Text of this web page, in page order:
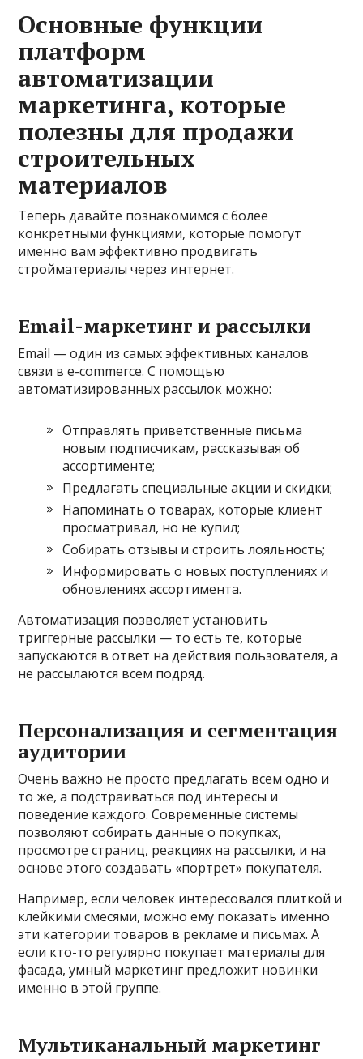
Основные функции
платформ
автоматизации
маркетинга, которые
полезны для продажи
строительных
материалов
Теперь давайте познакомимся с более
конкретными функциями, которые помогут
именно вам эффективно продвигать
стройматериалы через интернет.
Email-маркетинг и рассылки
Email — один из самых эффективных каналов
связи в e-commerce. С помощью
автоматизированных рассылок можно:
Отправлять приветственные письма
новым подписчикам, рассказывая об
ассортименте;
Предлагать специальные акции и скидки;
Напоминать о товарах, которые клиент
просматривал, но не купил;
Собирать отзывы и строить лояльность;
Информировать о новых поступлениях и
обновлениях ассортимента.
Автоматизация позволяет установить
триггерные рассылки — то есть те, которые
запускаются в ответ на действия пользователя, а
не рассылаются всем подряд.
Персонализация и сегментация
аудитории
Очень важно не просто предлагать всем одно и
то же, а подстраиваться под интересы и
поведение каждого. Современные системы
позволяют собирать данные о покупках,
просмотре страниц, реакциях на рассылки, и на
основе этого создавать «портрет» покупателя.
Например, если человек интересовался плиткой и
клейкими смесями, можно ему показать именно
эти категории товаров в рекламе и письмах. А
если кто-то регулярно покупает материалы для
фасада, умный маркетинг предложит новинки
именно в этой группе.
Мультиканальный маркетинг